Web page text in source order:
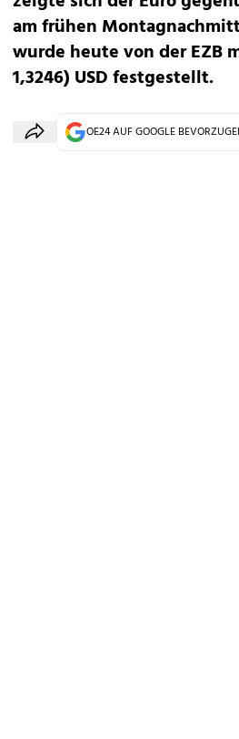
am frühen
wurde heute von der EZB
1,3246) USD festgestellt.
OE24 AUF GOOGLE